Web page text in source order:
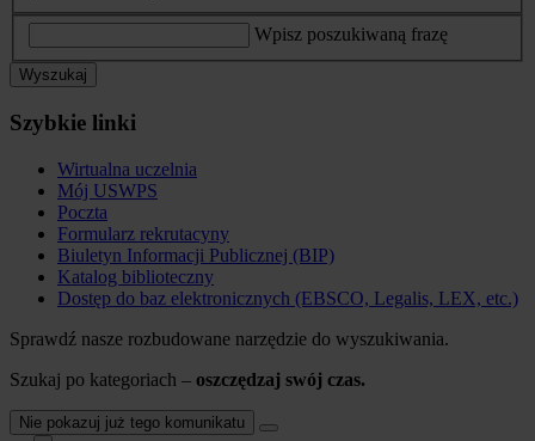
Wpisz poszukiwaną frazę
Wyszukaj
Szybkie linki
Wirtualna uczelnia
Mój USWPS
Poczta
Formularz rekrutacyny
Biuletyn Informacji Publicznej (BIP)
Katalog biblioteczny
Dostęp do baz elektronicznych (EBSCO, Legalis, LEX, etc.)
Sprawdź nasze rozbudowane narzędzie do wyszukiwania.
Szukaj po kategoriach – oszczędzaj swój czas.
Nie pokazuj już tego komunikatu